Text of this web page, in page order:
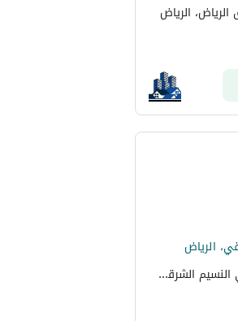
الرياض
الرياض
شارع الامير احمد بن سلمان بن عبدالعزيز، حي النسيم الشرقي، شرق الرياض، الرياض